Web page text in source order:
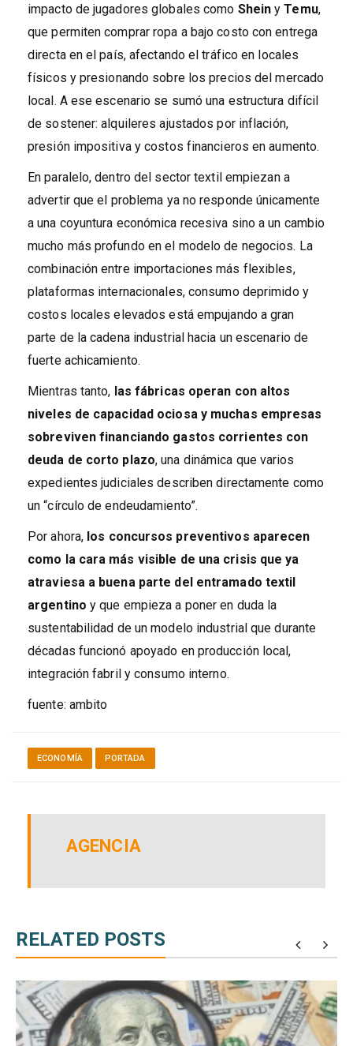
impacto de jugadores globales como Shein yTemu,
que permiten comprar ropa a bajo costo con entrega
directa en el país, afectando el tráfico en locales
físicos y presionando sobre los precios del mercado
local. A ese escenario se sumó una estructura difícil
de sostener: alquileres ajustados por inflación,
presión impositiva y costos financieros en aumento.
En paralelo, dentro del sector textil empiezan a
advertir que el problema ya no responde únicamente
a una coyuntura económica recesiva sino a un cambio
mucho más profundo en el modelo de negocios. La
combinación entre importaciones más flexibles,
plataformas internacionales, consumo deprimido y
costos locales elevados está empujando a gran
parte de la cadena industrial hacia un escenario de
fuerte achicamiento.
Mientras tanto, las fábricas operan con altos
niveles de capacidad ociosa y muchas empresas
sobreviven financiando gastos corrientes con
deuda de corto plazo, una dinámica que varios
expedientes judiciales describen directamente como
un “círculo de endeudamiento”.
Por ahora, los concursos preventivos aparecen
como la cara más visible de una crisis que ya
atraviesa a buena parte del entramado textil
argentino y que empieza a poner en duda la
sustentabilidad de un modelo industrial que durante
décadas funcionó apoyado en producción local,
integración fabril y consumo interno.
fuente: ambito
ECONOMÍA PORTADA
AGENCIA
RELATED POSTS